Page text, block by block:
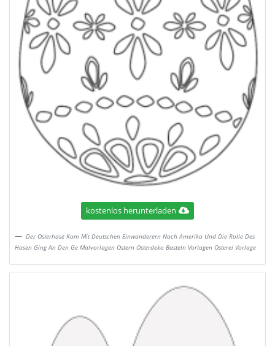
kostenlos herunterladen
Der Osterhase Kam Mit Deutschen Einwanderern Nach Amerika Und Die Rolle Des
Hasen Ging An Den Ge Malvorlagen Ostern Osterdeko Basteln Vorlagen Osterei Vorlage